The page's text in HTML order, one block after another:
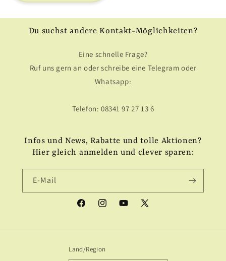
Du suchst andere Kontakt-Möglichkeiten?
Eine schnelle Frage?
Ruf uns gern an oder schreibe eine Telegram oder
Whatsapp:
Telefon: 08341 97 27 13 6
Infos und News, Rabatte und tolle Aktionen?
Hier gleich anmelden und clever sparen:
E-Mail
FacebookInstagramYouTube
X
Land/Region